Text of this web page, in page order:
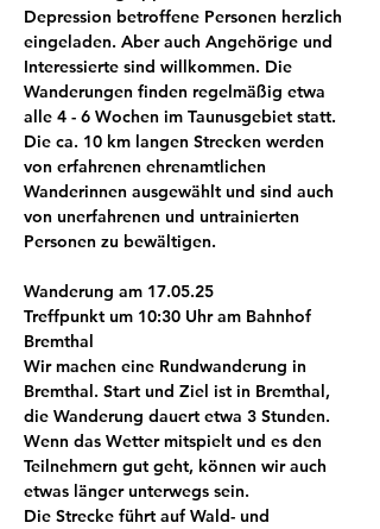
Depression betroffene Personen herzlich
eingeladen. Aber auch Angehörige und
Interessierte sind willkommen. Die
Wanderungen finden regelmäßig etwa
alle 4 - 6 Wochen im Taunusgebiet statt.
Die ca. 10 km langen Strecken werden
von erfahrenen ehrenamtlichen
Wanderinnen ausgewählt und sind auch
von unerfahrenen und untrainierten
Personen zu bewältigen.
Wanderung am 17.05.25
Treffpunkt um 10:30 Uhr am Bahnhof
Bremthal
Wir machen eine Rundwanderung in
Bremthal. Start und Ziel ist in Bremthal,
die Wanderung dauert etwa 3 Stunden.
Wenn das Wetter mitspielt und es den
Teilnehmern gut geht, können wir auch
etwas länger unterwegs sein.
Die Strecke führt auf Wald- und